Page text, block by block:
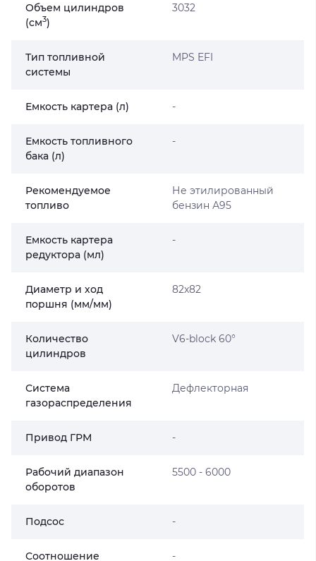
Объем цилиндров
(cм3)
3032
Тип топливной
системы
MPS EFI
Емкость картера (л) -
Емкость топливного
бака (л)
-
Рекомендуемое
топливо
Не этилированный
бензин А95
Емкость картера
редуктора (мл)
-
Диаметр и ход
поршня (мм/мм)
82x82
Количество
цилиндров
V6-block 60°
Система
газораспределения
Дефлекторная
Привод ГРМ -
Рабочий диапазон
оборотов
5500 - 6000
Подсос -
Соотношение -